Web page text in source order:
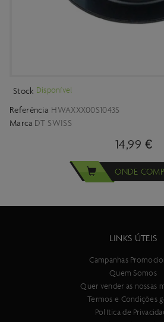
Stock Disponível
Referência HWAXXX00S1043S
Marca DT SWISS
14,99 €
ONDE
LINKS ÚTEIS
Campanhas
Quem Somos
Quer vender as nossas
Termos e Condições
Política de